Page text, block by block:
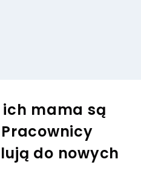
ich mama są
do nowych